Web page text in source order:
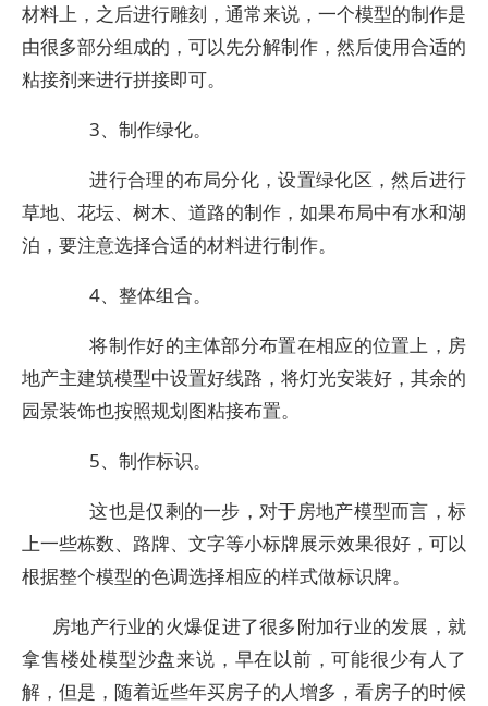
材料上，之后进行雕刻，通常来说，一个模型的制作是
由很多部分组成的，可以先分解制作，然后使用合适的
粘接剂来进行拼接即可。
3、制作绿化。
进行合理的布局分化，设置绿化区，然后进行
草地、花坛、树木、道路的制作，如果布局中有水和湖
泊，要注意选择合适的材料进行制作。
4、整体组合。
将制作好的主体部分布置在相应的位置上，房
地产主建筑模型中设置好线路，将灯光安装好，其余的
园景装饰也按照规划图粘接布置。
5、制作标识。
这也是仅剩的一步，对于房地产模型而言，标
上一些栋数、路牌、文字等小标牌展示效果很好，可以
根据整个模型的色调选择相应的样式做标识牌。
房地产行业的火爆促进了很多附加行业的发展，就
拿售楼处模型沙盘来说，早在以前，可能很少有人了
解，但是，随着近些年买房子的人增多，看房子的时候